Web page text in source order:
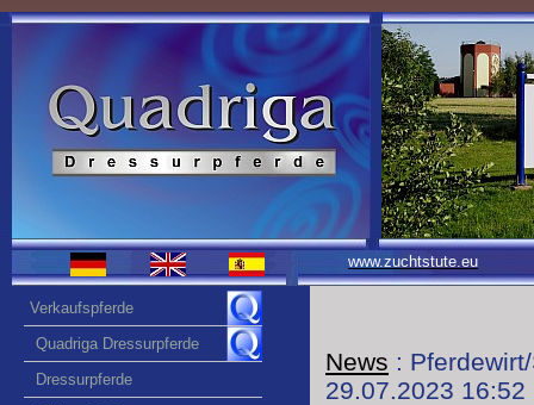
Verkaufspferde
Quadriga Dressurpferde
Dressurpferde
www.zuchtstute.eu
News :
29.07.2023 16:52